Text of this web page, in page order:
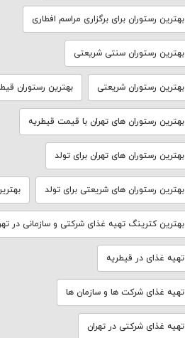
بهترین رستوران برای برگزاری مراسم افطاری
بهترین رستوران سنتی شریعتی
بهترین رستوران شریعتی بهترین رستوران
بهترین رستوران های تهران با قیمت قیطریه
بهترین رستوران های تهران برای تولد
بهترین رستوران های شریعتی برای تولد
بهترین کترینگ تهیه غذای شرکتی و سازمانی در
تهیه غذای در قیطریه
تهیه غذای شرکت ها و سازمان ها
تهیه غذای شرکتی در تهران